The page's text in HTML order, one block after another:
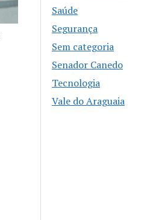
Saúde
Segurança
Sem categoria
Senador Canedo
Tecnologia
Vale do Araguaia